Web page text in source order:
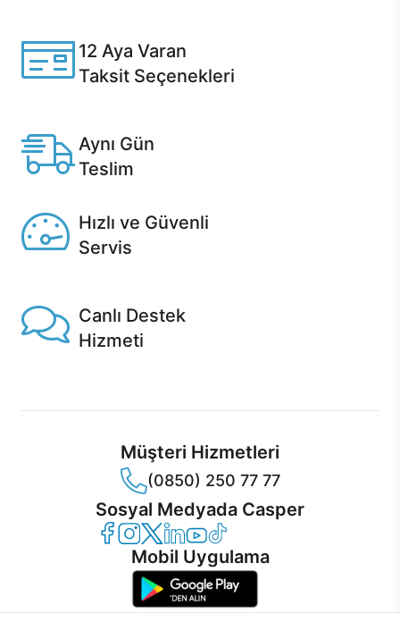
12 Aya Varan
Taksit Seçenekleri
Aynı Gün
Teslim
Hızlı ve Güvenli
Servis
Canlı Destek
Hizmeti
Müşteri Hizmetleri
(0850) 250 77 77
Sosyal Medyada Casper
Casper Facebook
Casper Instagram
Casper Twitter
Casper LinkedIn
Casper YouTube
Casper TikTok
Mobil Uygulama